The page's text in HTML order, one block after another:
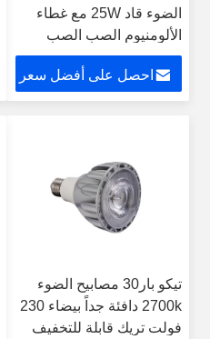
الضوء قاد 25W مع غطاء
الألومنيوم الصب الصب
احصل على أفضل سعر
تيكو بار30 مصابيح الضوء
2700k دافئة جداً بيضاء 230
فولت تريك قابلة للتخفيف